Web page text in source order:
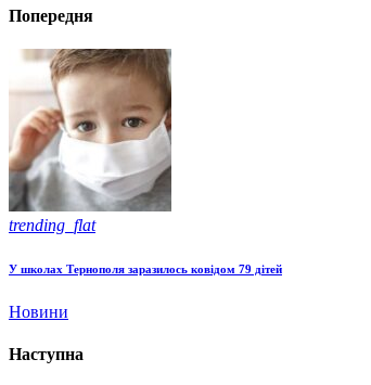
Попередня
trending_flat
У школах Тернополя заразилось ковідом 79 дітей
Новини
Наступна